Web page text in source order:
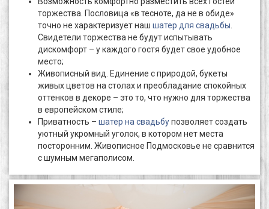
торжества. Пословица «в тесноте, да не в обиде»
точно не характеризует наш шатер для свадьбы
Свидетели торжества не будут испытывать
дискомфорт – у каждого гостя будет свое удобное
место;
Живописный вид. Единение с природой, букеты
живых цветов на столах и преобладание спокойных
оттенков в декоре – это то, что нужно для торжества
в европейском стиле;
Приватность – шатер на свадьбупозволяет создать
уютный укромный уголок, в котором нет места
посторонним. Живописное Подмосковье не сравнится
с шумным мегаполисом.